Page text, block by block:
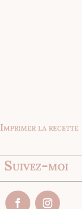
Imprimer la recette
Suivez-moi